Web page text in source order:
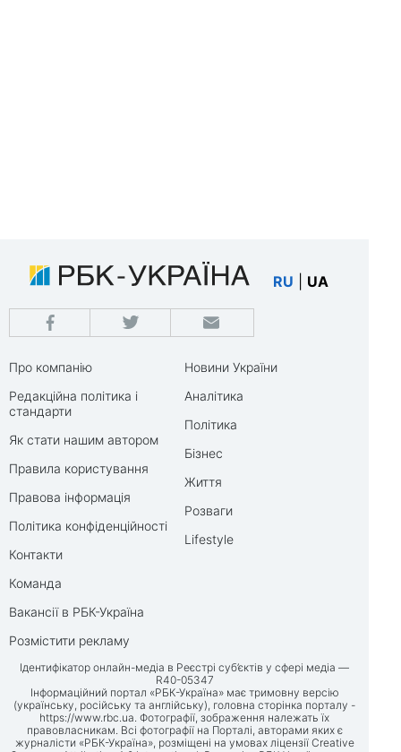
RU UA
Про компанію
Редакційна політика і
стандарти
Як стати нашим автором
Правила користування
Правова інформація
Політика конфіденційності
Контакти
Команда
Вакансії в РБК-Україна
Розмістити рекламу
Новини України
Аналітика
Політика
Бізнес
Життя
Розваги
Lifestyle
Ідентифікатор онлайн-медіа в Реєстрі суб’єктів у сфері медіа —
R40-05347
Інформаційний портал «РБК-Україна» має тримовну версію
(українську, російську та англійську), головна сторінка порталу -
https://www.rbc.ua. Фотографії, зображення належать їх
правовласникам. Всі фотографії на Порталі, авторами яких є
журналісти «РБК-Україна», розміщені на умовах ліцензії Creative